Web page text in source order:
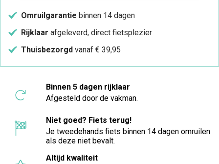
Omruilgarantie binnen 14 dagen
Rijklaar afgeleverd, direct fietsplezier
Thuisbezorgd vanaf € 39,95
Binnen 5 dagen rijklaar
Afgesteld door de vakman.
Niet goed? Fiets terug!
Je tweedehands fiets binnen 14 dagen omruilen
als deze niet bevalt.
Altijd kwaliteit